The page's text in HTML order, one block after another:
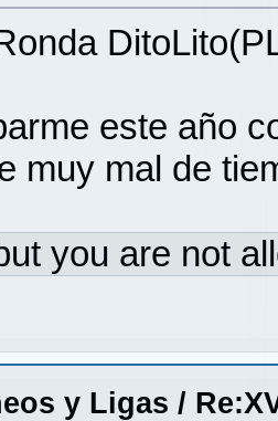
este año
muy mal de
you are not
y Ligas /